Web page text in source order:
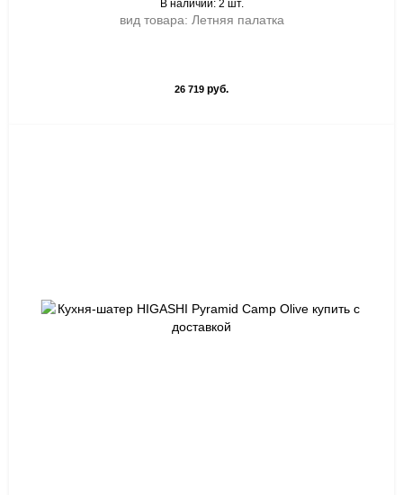
В наличии: 2 шт.
вид товара: Летняя палатка
26 719 руб.